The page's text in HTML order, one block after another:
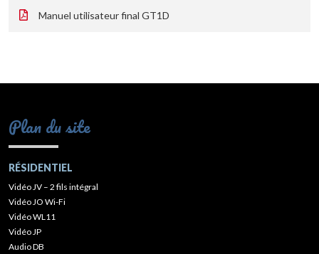
Manuel utilisateur final GT1D
Plan du site
RÉSIDENTIEL
Vidéo JV – 2 fils intégral
Vidéo JO Wi-Fi
Vidéo WL11
Vidéo JP
Audio DB